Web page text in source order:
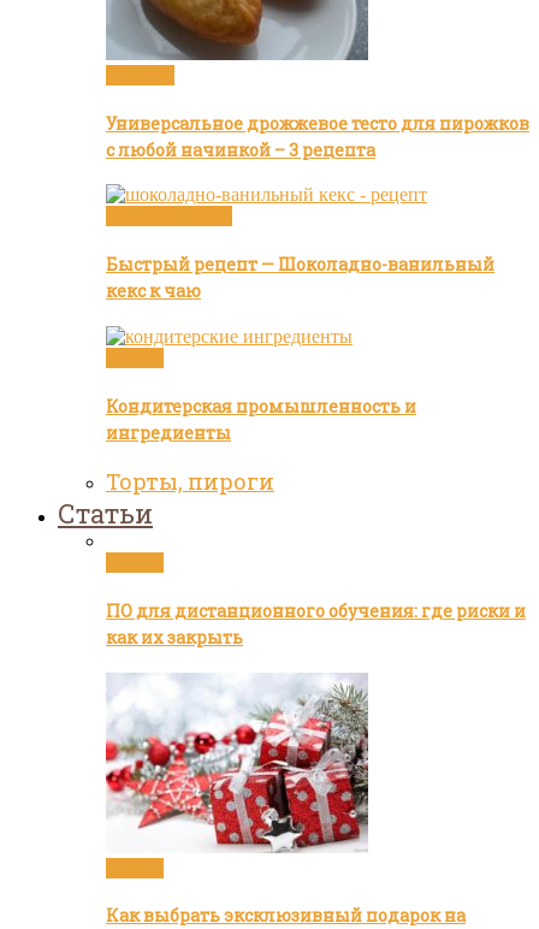
Универсальное дрожжевое тесто для пирожков
с любой начинкой – 3 рецепта
Быстрый рецепт — Шоколадно-ванильный
кекс к чаю
Кондитерская промышленность и
ингредиенты
Торты, пироги
Статьи
ПО для дистанционного обучения: где риски и
как их закрыть
Как выбрать эксклюзивный подарок на